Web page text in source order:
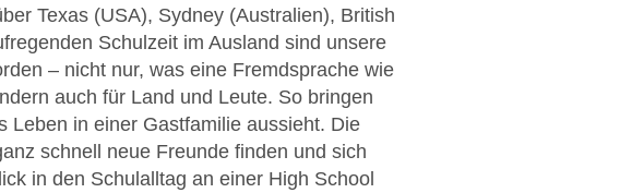
Texas (USA), Sydney (Australien), British
Schulzeit im Ausland sind unsere
– nicht nur, was eine Fremdsprache wie
auch für Land und Leute. So bringen
Leben in einer Gastfamilie aussieht. Die
schnell neue Freunde finden und sich
in den Schulalltag an einer High School